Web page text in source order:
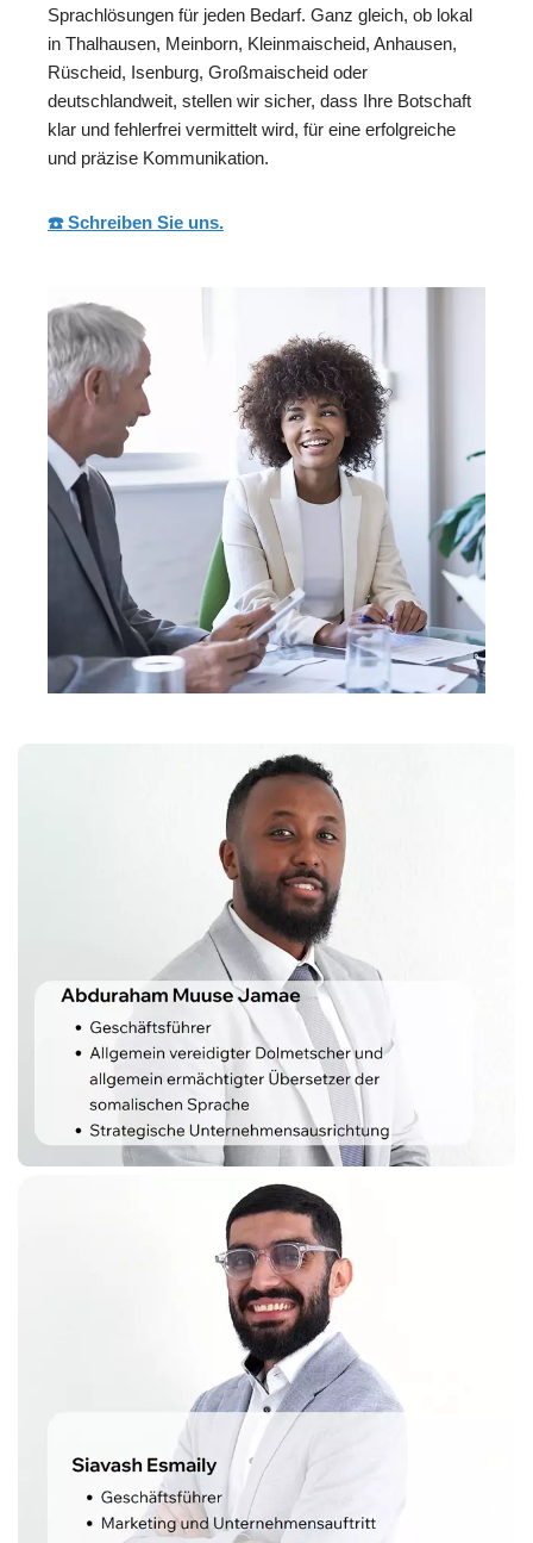
Sprachlösungen für jeden Bedarf. Ganz gleich, ob lokal
in Thalhausen, Meinborn, Kleinmaischeid, Anhausen,
Rüscheid, Isenburg, Großmaischeid oder
deutschlandweit, stellen wir sicher, dass Ihre Botschaft
klar und fehlerfrei vermittelt wird, für eine erfolgreiche
und präzise Kommunikation.
☎️ Schreiben Sie uns.